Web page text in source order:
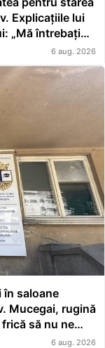
Explicațiile lui
„Mă întrebați
36 de ani?”6 aug. 2026
în saloane
Mucegai, rugină
să nu ne
6 aug. 2026